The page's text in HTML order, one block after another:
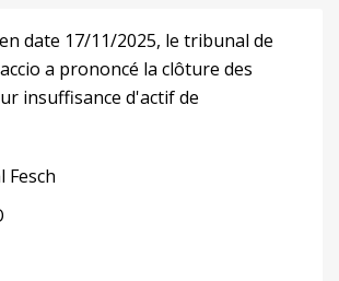
date 17/11/2025, le tribunal de
a prononcé la clôture des
insuffisance d'actif de
Fesch